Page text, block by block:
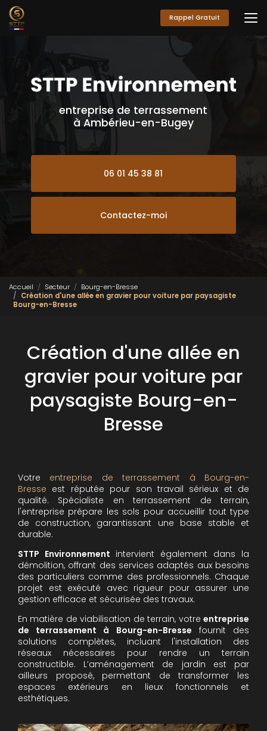
Aller
au
contenu
Rappel Gratuit
entreprise de terrassement
à Ambérieu-en-Bugey
06 01 45 38 81
Contactez-moi
Accueil Secteur
Bourg-en-Bresse
Création d'une allée en gravier pour voiture par paysagiste
Bourg-en-Bresse
Création d'une allée en
gravier pour voiture par
paysagiste Bourg-en-
Bresse
Votre entreprise de terrassement à Bourg-en-
Bresse est réputée pour son travail sérieux et de
qualité. Spécialiste en terrassement de terrain,
l'entreprise prépare les sols pour accueillir tout type
de construction, garantissant une base stable et
durable.
STTP Environnement intervient également dans la
démolition, offrant des services adaptés aux besoins
des particuliers comme des professionnels. Chaque
projet est exécuté avec rigueur pour assurer une
gestion efficace et sécurisée des travaux.
En matière de viabilisation de terrain, votre entreprise
de terrassement à Bourg-en-Bresse fournit des
solutions complètes, incluant l'installation des
réseaux nécessaires pour rendre un terrain
constructible. L’aménagement de jardin est par
ailleurs proposé, permettant de transformer les
espaces extérieurs en lieux fonctionnels et
esthétiques.